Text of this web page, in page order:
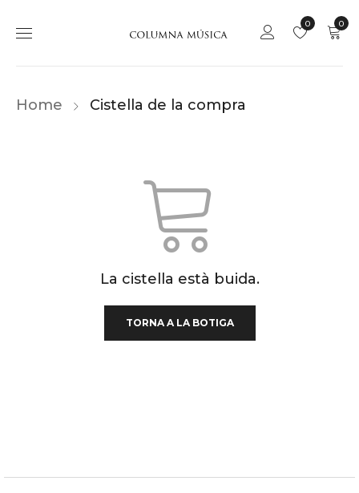
0
0
Home Cistella de la compra
La cistella està buida.
TORNA A LA BOTIGA